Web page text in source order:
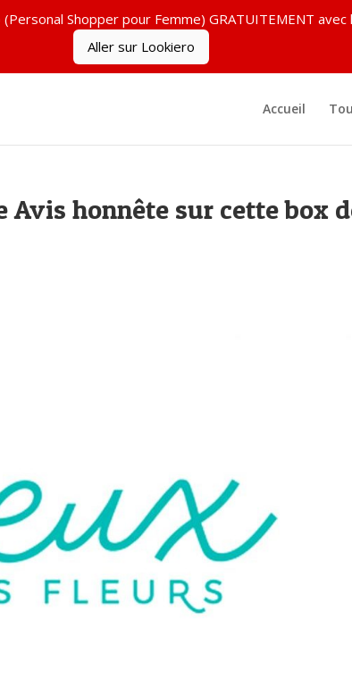
Accueil
Avis honnête sur cette box
Shopper pour Femme) GRATUITEMENT avec
Aller sur Lookiero